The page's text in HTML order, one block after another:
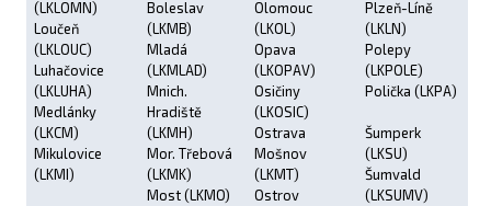
(LKLOMN)
Loučeň
(LKLOUC)
Luhačovice
(LKLUHA)
Medlánky
(LKCM)
Mikulovice
(LKMI)
Boleslav
(LKMB)
Mladá
(LKMLAD)
Mnich.
Hradiště
(LKMH)
Mor. Třebová
(LKMK)
Most (LKMO)
Olomouc
(LKOL)
Opava
(LKOPAV)
Osičiny
(LKOSIC)
Ostrava
Mošnov
(LKMT)
Ostrov
Plzeň-Líně
(LKLN)
Polepy
(LKPOLE)
Polička (LKPA)
Šumperk
(LKSU)
Šumvald
(LKSUMV)